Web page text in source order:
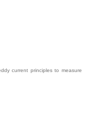
current principles to measure